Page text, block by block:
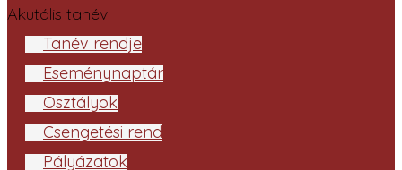
Akutális tanév
Tanév rendje
Eseménynaptár
Osztályok
Csengetési rend
Pályázatok